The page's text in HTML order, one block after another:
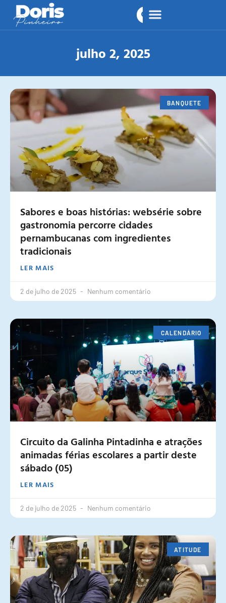
julho 2, 2025
BANQUETE
Sabores e boas histórias: websérie sobre
gastronomia percorre cidades
pernambucanas com ingredientes
tradicionais
LER MAIS
2 de julho de 2025 Nenhum comentário
CALENDÁRIO
Circuito da Galinha Pintadinha e atrações
animadas férias escolares a partir deste
sábado (05)
LER MAIS
2 de julho de 2025 Nenhum comentário
ATITUDE